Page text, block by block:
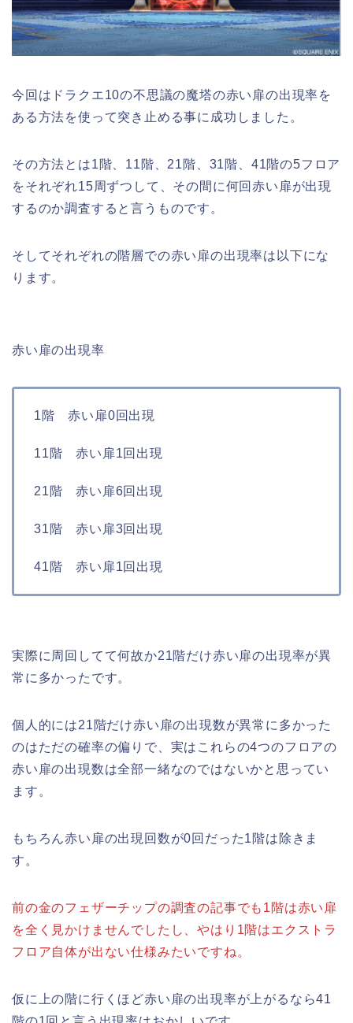
今回はドラクエ10の不思議の魔塔の赤い扉の出現率を
ある方法を使って突き止める事に成功しました。
その方法とは1階、11階、21階、31階、41階の5フロア
をそれぞれ15周ずつして、その間に何回赤い扉が出現
するのか調査すると言うものです。
そしてそれぞれの階層での赤い扉の出現率は以下にな
ります。
赤い扉の出現率
1階 赤い扉0回出現
11階 赤い扉1回出現
21階 赤い扉6回出現
31階 赤い扉3回出現
41階 赤い扉1回出現
実際に周回してて何故か21階だけ赤い扉の出現率が異
常に多かったです。
個人的には21階だけ赤い扉の出現数が異常に多かった
のはただの確率の偏りで、実はこれらの4つのフロアの
赤い扉の出現数は全部一緒なのではないかと思ってい
ます。
もちろん赤い扉の出現回数が0回だった1階は除きま
す。
前の金のフェザーチップの調査の記事でも1階は赤い扉
を全く見かけませんでしたし、やはり1階はエクストラ
フロア自体が出ない仕様みたいですね。
仮に上の階に行くほど赤い扉の出現率が上がるなら41